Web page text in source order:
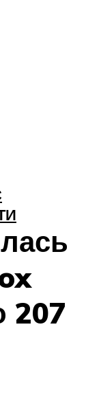
207